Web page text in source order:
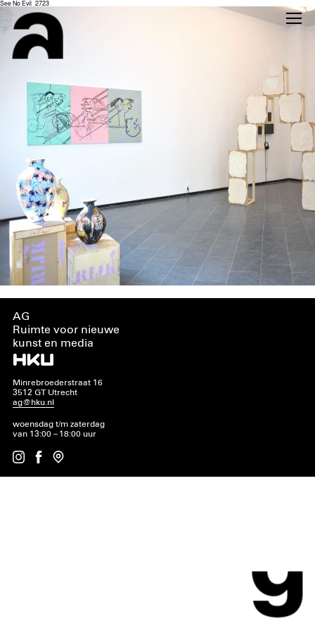
See No Evil_2723
AG
Ruimte voor nieuwe
kunst en media
Minrebroederstraat 16
3512 GT Utrecht
ag@hku.nl
woensdag t/m zaterdag
van 13:00 – 18:00 uur